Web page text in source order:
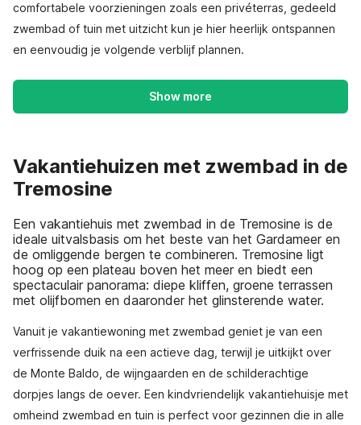
comfortabele voorzieningen zoals een privéterras, gedeeld
zwembad of tuin met uitzicht kun je hier heerlijk ontspannen
en eenvoudig je volgende verblijf plannen.
Show more
Vakantiehuizen met zwembad in de
Tremosine
Een vakantiehuis met zwembad in de Tremosine is de
ideale uitvalsbasis om het beste van het Gardameer en
de omliggende bergen te combineren. Tremosine ligt
hoog op een plateau boven het meer en biedt een
spectaculair panorama: diepe kliffen, groene terrassen
met olijfbomen en daaronder het glinsterende water.
Vanuit je vakantiewoning met zwembad geniet je van een
verfrissende duik na een actieve dag, terwijl je uitkijkt over
de Monte Baldo, de wijngaarden en de schilderachtige
dorpjes langs de oever. Een kindvriendelijk vakantiehuisje met
omheind zwembad en tuin is perfect voor gezinnen die in alle